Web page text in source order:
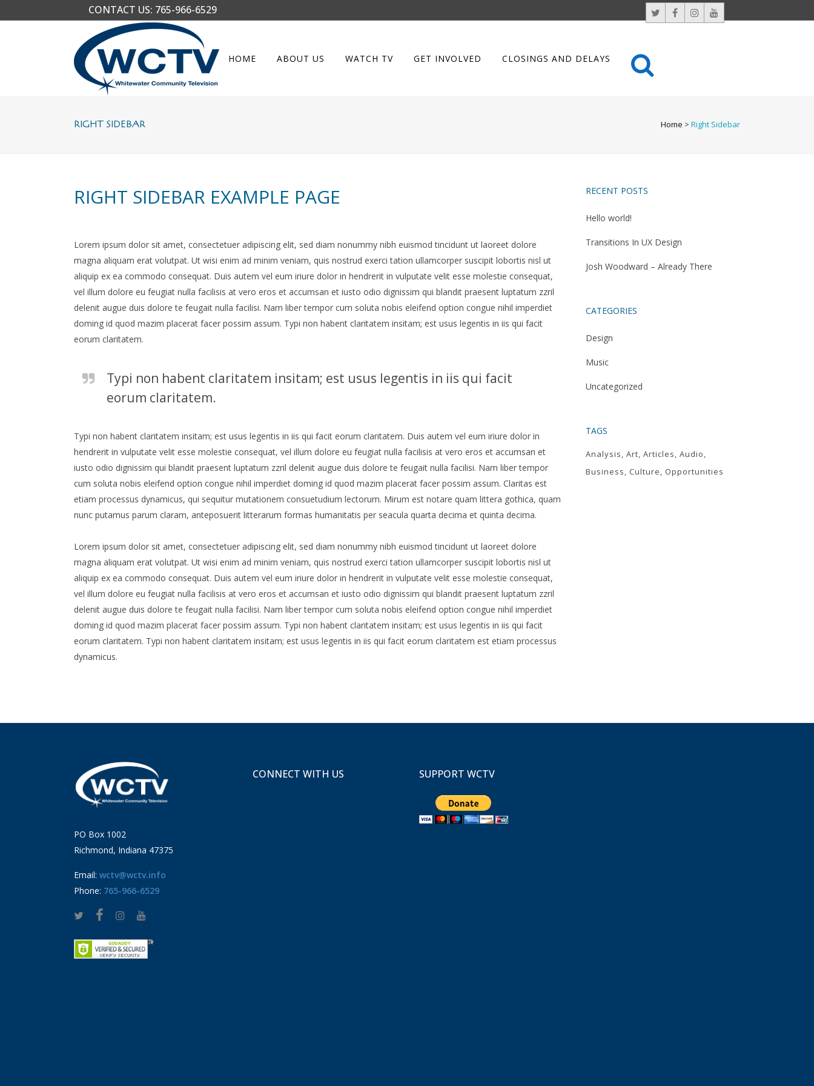
CONTACT US: 765-966-6529
HOME ABOUT US WATCH TV GET INVOLVED CLOSINGS AND DELAYS
RIGHT SIDEBAR Home > Right Sidebar
RIGHT SIDEBAR EXAMPLE PAGE
Lorem ipsum dolor sit amet, consectetuer adipiscing elit, sed diam nonummy nibh euismod tincidunt ut laoreet dolore
magna aliquam erat volutpat. Ut wisi enim ad minim veniam, quis nostrud exerci tation ullamcorper suscipit lobortis nisl ut
aliquip ex ea commodo consequat. Duis autem vel eum iriure dolor in hendrerit in vulputate velit esse molestie consequat,
vel illum dolore eu feugiat nulla facilisis at vero eros et accumsan et iusto odio dignissim qui blandit praesent luptatum zzril
delenit augue duis dolore te feugait nulla facilisi. Nam liber tempor cum soluta nobis eleifend option congue nihil imperdiet
doming id quod mazim placerat facer possim assum. Typi non habent claritatem insitam; est usus legentis in iis qui facit
eorum claritatem.
Typi non habent claritatem insitam; est usus legentis in iis qui facit
eorum claritatem.
Typi non habent claritatem insitam; est usus legentis in iis qui facit eorum claritatem. Duis autem vel eum iriure dolor in
hendrerit in vulputate velit esse molestie consequat, vel illum dolore eu feugiat nulla facilisis at vero eros et accumsan et
iusto odio dignissim qui blandit praesent luptatum zzril delenit augue duis dolore te feugait nulla facilisi. Nam liber tempor
cum soluta nobis eleifend option congue nihil imperdiet doming id quod mazim placerat facer possim assum. Claritas est
etiam processus dynamicus, qui sequitur mutationem consuetudium lectorum. Mirum est notare quam littera gothica, quam
nunc putamus parum claram, anteposuerit litterarum formas humanitatis per seacula quarta decima et quinta decima.
Lorem ipsum dolor sit amet, consectetuer adipiscing elit, sed diam nonummy nibh euismod tincidunt ut laoreet dolore
magna aliquam erat volutpat. Ut wisi enim ad minim veniam, quis nostrud exerci tation ullamcorper suscipit lobortis nisl ut
aliquip ex ea commodo consequat. Duis autem vel eum iriure dolor in hendrerit in vulputate velit esse molestie consequat,
vel illum dolore eu feugiat nulla facilisis at vero eros et accumsan et iusto odio dignissim qui blandit praesent luptatum zzril
delenit augue duis dolore te feugait nulla facilisi. Nam liber tempor cum soluta nobis eleifend option congue nihil imperdiet
doming id quod mazim placerat facer possim assum. Typi non habent claritatem insitam; est usus legentis in iis qui facit
eorum claritatem. Typi non habent claritatem insitam; est usus legentis in iis qui facit eorum claritatem est etiam processus
dynamicus.
RECENT POSTS
Hello world!
Transitions In UX Design
Josh Woodward – Already There
CATEGORIES
Design
Music
Uncategorized
TAGS
Analysis Art Articles Audio
Business
Culture Opportunities
PO Box 1002
Richmond, Indiana 47375
Email: wctv@wctv.info
Phone: 765-966-6529
CONNECT WITH US SUPPORT WCTV